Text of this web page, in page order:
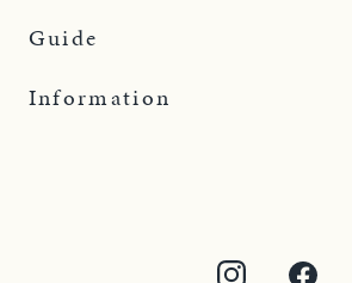
Guide
Information